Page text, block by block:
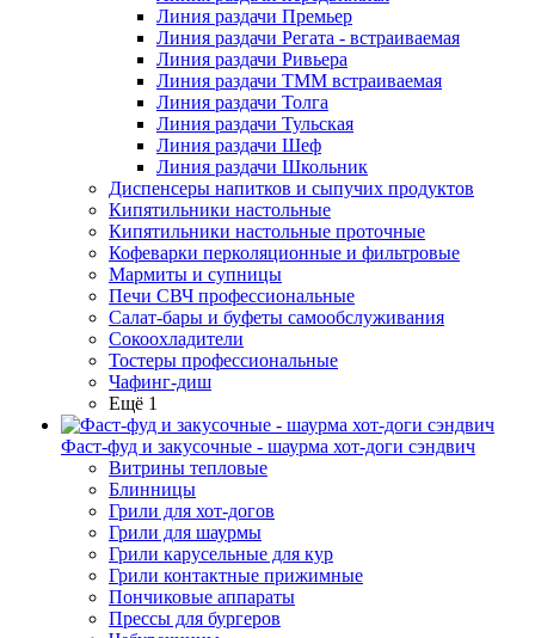
Линия раздачи Премьер
Линия раздачи Регата - встраиваемая
Линия раздачи Ривьера
Линия раздачи ТММ встраиваемая
Линия раздачи Толга
Линия раздачи Тульская
Линия раздачи Шеф
Линия раздачи Школьник
Диспенсеры напитков и сыпучих продуктов
Кипятильники настольные
Кипятильники настольные проточные
Кофеварки перколяционные и фильтровые
Мармиты и супницы
Печи СВЧ профессиональные
Салат-бары и буфеты самообслуживания
Сокоохладители
Тостеры профессиональные
Чафинг-диш
Ещё 1
Фаст-фуд и закусочные - шаурма хот-доги сэндвич
Витрины тепловые
Блинницы
Грили для хот-догов
Грили для шаурмы
Грили карусельные для кур
Грили контактные прижимные
Пончиковые аппараты
Прессы для бургеров